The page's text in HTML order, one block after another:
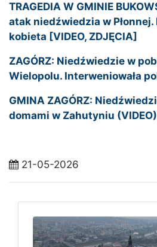
TRAGEDIA W GMINIE
atak niedźwiedzia w
kobieta [VIDEO, ZDJĘCIA]
ZAGÓRZ: Niedźwiedzie w
Wielopolu. Interweniowała
GMINA ZAGÓRZ:
domami w Zahutyniu (VIDEO)
21-05-2026